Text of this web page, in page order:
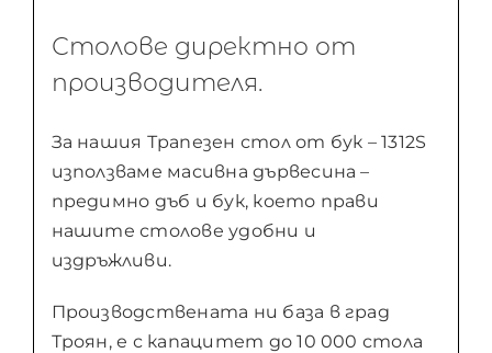
Столове директно от
производителя.
За нашия Трапезен стол от бук – 1312S
използваме масивна дървесина –
предимно дъб и бук, което прави
нашите столове удобни и
издръжливи.
Производствената ни база в град
Троян, е с капацитет до 10 000 стола